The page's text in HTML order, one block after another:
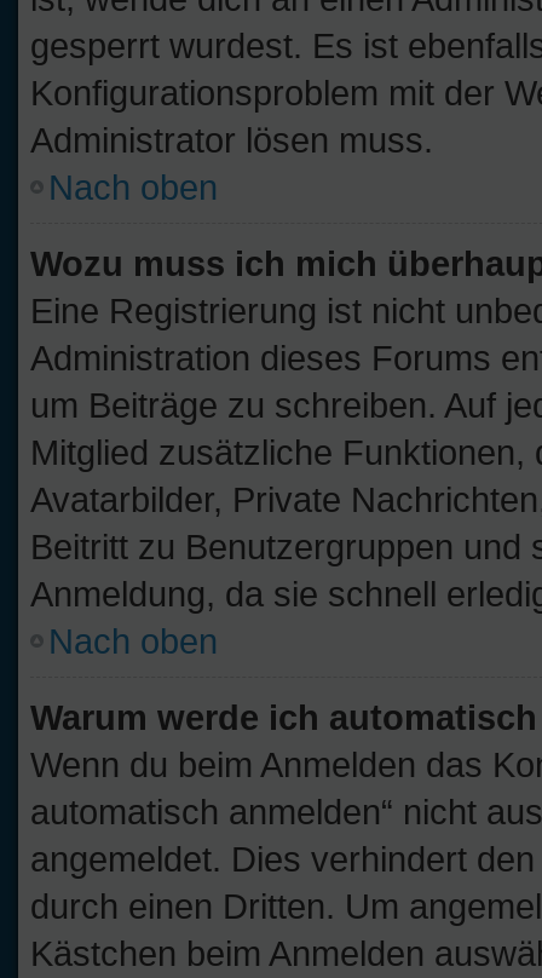
gesperrt wurdest. Es ist
Konfigurationsproblem mit der
Administrator lösen muss.
Nach oben
Wozu muss ich mich
Eine Registrierung ist nicht
Administration dieses Forums
um Beiträge zu schreiben. Auf
Mitglied zusätzliche
Avatarbilder, Private
Beitritt zu Benutzergruppen und
Anmeldung, da sie schnell
Nach oben
Warum werde ich
Wenn du beim Anmelden das
automatisch anmelden“ nicht
angemeldet. Dies verhindert
durch einen Dritten. Um
Kästchen beim Anmelden